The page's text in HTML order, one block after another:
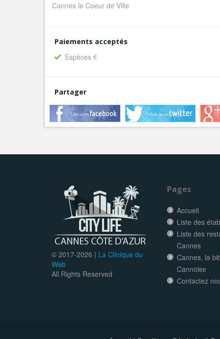
Cannes le Coeur de Ville
Paiements acceptés
Espèces €
Partager
© 2017-2026 | La Clinique du
Web
All Rights Reserved
Pages
Accueil
Liste des
Liste des
Cannes
Cannes, la
Cannoise
Contactez